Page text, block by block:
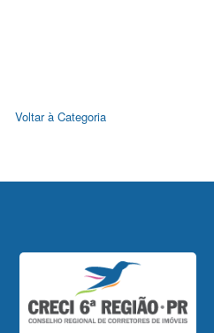
Voltar à Categoria